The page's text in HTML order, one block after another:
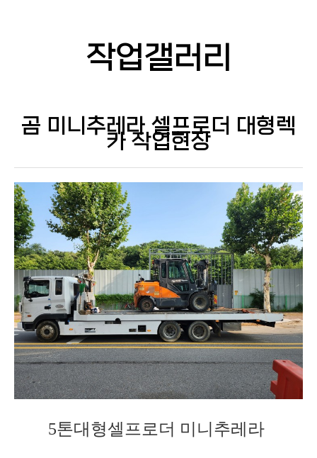
작업갤러리
곰 미니추레라 셀프로더 대형렉
카 작업현장
5톤대형셀프로더 미니추레라